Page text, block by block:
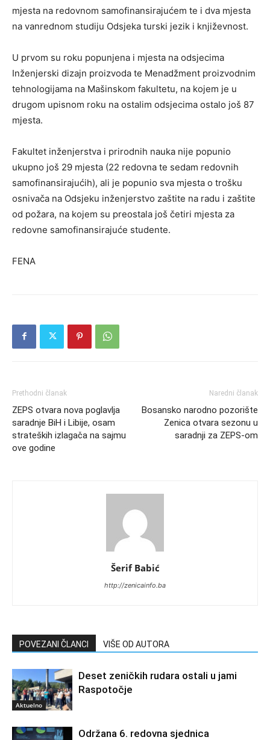
mjesta na redovnom samofinansirajućem te i dva mjesta
na vanrednom studiju Odsjeka turski jezik i književnost.
U prvom su roku popunjena i mjesta na odsjecima
Inženjerski dizajn proizvoda te Menadžment proizvodnim
tehnologijama na Mašinskom fakultetu, na kojem je u
drugom upisnom roku na ostalim odsjecima ostalo još 87
mjesta.
Fakultet inženjerstva i prirodnih nauka nije popunio
ukupno još 29 mjesta (22 redovna te sedam redovnih
samofinansirajućih), ali je popunio sva mjesta o trošku
osnivača na Odsjeku inženjerstvo zaštite na radu i zaštite
od požara, na kojem su preostala još četiri mjesta za
redovne samofinansirajuće studente.
FENA
Prethodni članak
ZEPS otvara nova poglavlja
saradnje BiH i Libije, osam
strateških izlagača na sajmu
ove godine
Naredni članak
Bosansko narodno pozorište
Zenica otvara sezonu u
saradnji za ZEPS-om
Šerif Babić
http://zenicainfo.ba
POVEZANI ČLANCI VIŠE OD AUTORA
Aktuelno
Deset zeničkih rudara ostali u jami
Raspotočje
Održana 6. redovna sjednica